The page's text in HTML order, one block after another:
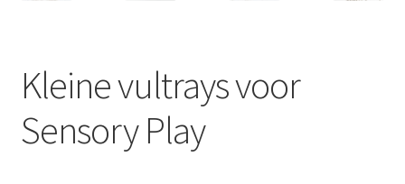
Kleine vultrays voor
Sensory Play